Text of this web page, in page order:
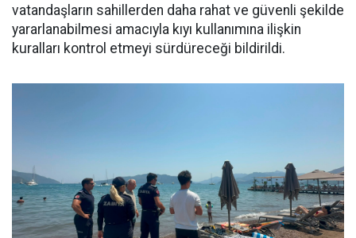
vatandaşların sahillerden daha rahat ve güvenli şekilde
yararlanabilmesi amacıyla kıyı kullanımına ilişkin
kuralları kontrol etmeyi sürdüreceği bildirildi.